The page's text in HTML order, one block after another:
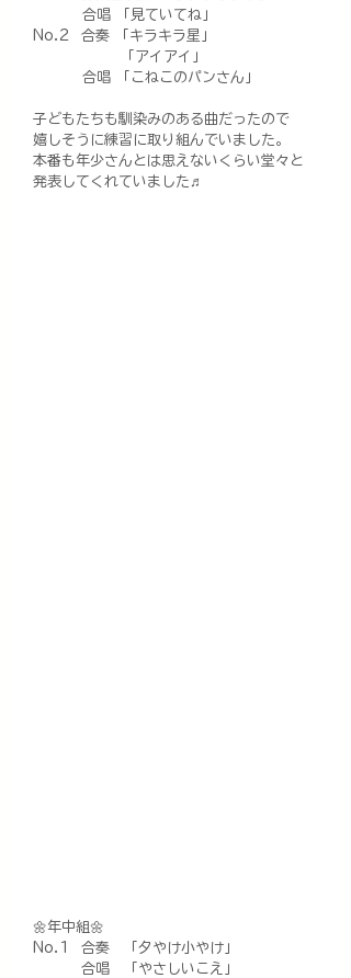
         合唱 「見ていてね」
No.2  合奏 「キラキラ星」
                「アイアイ」
         合唱 「こねこのパンさん」
子どもたちも馴染みのある曲だったので
嬉しそうに練習に取り組んでいました。
本番も年少さんとは思えないくらい堂々と
発表してくれていました♬
🌼年中組🌼
No.1  合奏　「夕やけ小やけ」
合唱　「やさしいこえ」